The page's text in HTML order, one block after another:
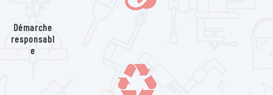
Démarche
responsabl
e